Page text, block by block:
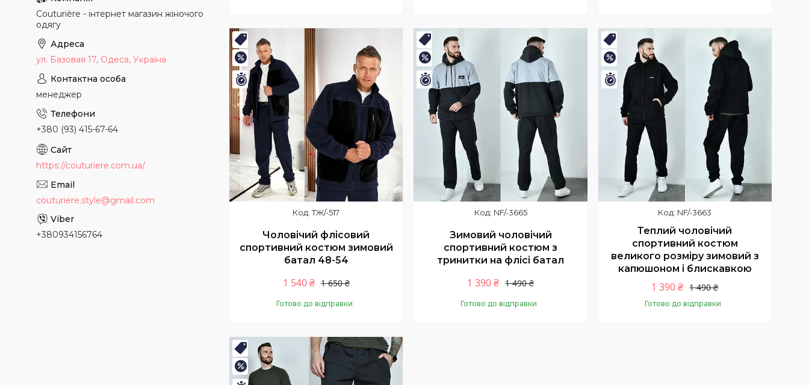
Купити
Новинка
–7%
Залишився 1 день
ТЖ/-517
Чоловічий флісовий
спортивний костюм зимовий
батал 48-54
1 650 ₴
1 540 ₴
Готово до відправки
Купити
Новинка
–7%
Залишився 1 день
NF/-3665
Зимовий чоловічий
спортивний костюм з
тринитки на флісі батал
1 490 ₴
1 390 ₴
Готово до відправки
Новинка
Залишився 1 день
NF/-3663
Теплий чоловічий
спортивний костюм
великого розміру зимовий з
капюшоном і блискавкою
1 490 ₴
1 390 ₴
Готово до відправки
Новинка
–11%
Couturière - інтернет магазин жіночого
одягу
ул. Базовая 17, Одеса, Україна
менеджер
+380 (93) 415-67-64
https://couturiere.com.ua/
couturiere.style@gmail.com
+380934156764